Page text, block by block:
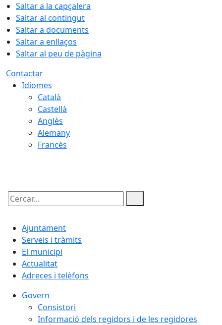
Saltar a la capçalera
Saltar al contingut
Saltar a documents
Saltar a enllaços
Saltar al peu de pàgina
Contactar
Idiomes
Català
Castellà
Anglès
Alemany
Francès
Cercar:
Ajuntament
Serveis i tràmits
El municipi
Actualitat
Adreces i telèfons
Govern
Consistori
Informació dels regidors i de les regidores